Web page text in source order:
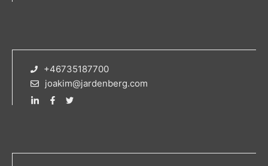
+46735187700
joakim@jardenberg.com